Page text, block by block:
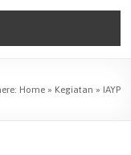
Home» Kegiatan » IAYP